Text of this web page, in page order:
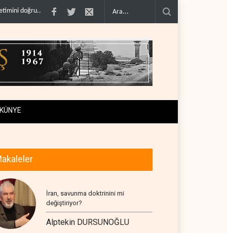
Çin'in petrol ithalatı on yıllık dipten sonra yükseldi..
KÜNYE
İran, savunma doktrinini mi
değiştiriyor?
Alptekin DURSUNOĞLU